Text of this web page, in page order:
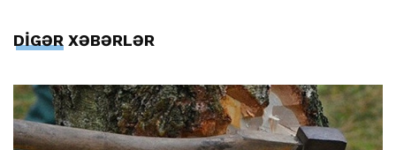
DİGƏR XƏBƏRLƏR